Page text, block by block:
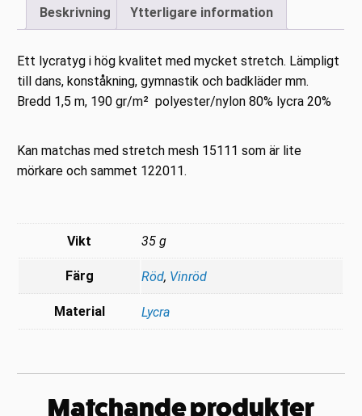
Beskrivning Ytterligare information
Ett lycratyg i hög kvalitet med mycket stretch. Lämpligt
till dans, konståkning, gymnastik och badkläder mm.
Bredd 1,5 m, 190 gr/m² polyester/nylon 80% lycra 20%
Kan matchas med stretch mesh 15111 som är lite
mörkare och sammet 122011.
Vikt 35 g
Färg Röd, Vinröd
Material Lycra
Matchande produkter